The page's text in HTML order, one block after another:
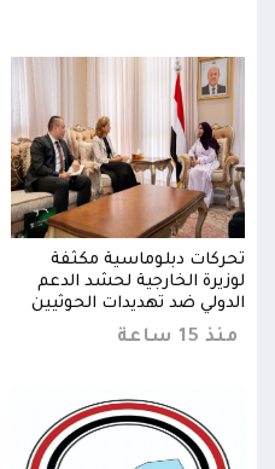
تحركات دبلوماسية مكثفة
لوزيرة الخارجية لحشد الدعم
الدولي ضد تهديدات الحوثيين
منذ 15 ساعة